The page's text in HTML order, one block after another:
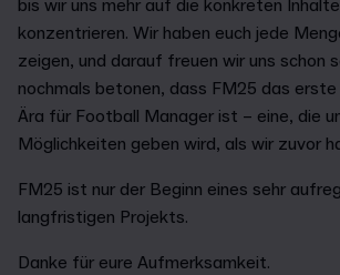
bis wir uns mehr auf die konkreten
konzentrieren. Wir haben euch jede
zeigen, und darauf freuen wir uns schon
nochmals betonen, dass FM25 das erste
Ära für Football Manager ist – eine, die
Möglichkeiten geben wird, als wir zuvor
FM25 ist nur der Beginn eines sehr
langfristigen Projekts.
Danke für eure Aufmerksamkeit.